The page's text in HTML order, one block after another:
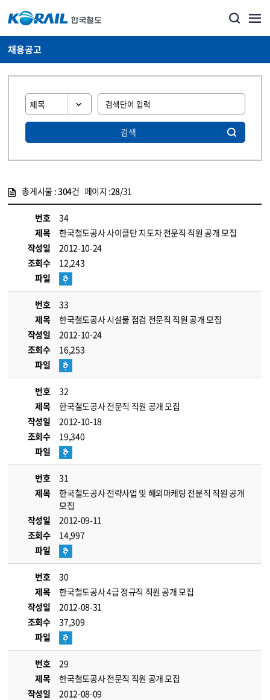
채용공고
검색
총게시물 :304건 페이지 :28/31
번호
34
제목
한국철도공사 사이클단 지도자 전문직 직원 공개 모집
작성일
2012-10-24
조회수
12,243
파일
번호
33
제목
한국철도공사 시설물 점검 전문직 직원 공개 모집
작성일
2012-10-24
조회수
16,253
파일
번호
32
제목
한국철도공사 전문직 직원 공개 모집
작성일
2012-10-18
조회수
19,340
파일
번호
31
제목
한국철도공사 전략사업 및 해외마케팅 전문직 직원 공개
모집
작성일
2012-09-11
조회수
14,997
파일
번호
30
제목
한국철도공사 4급 정규직 직원 공개 모집
작성일
2012-08-31
조회수
37,309
파일
번호
29
제목
한국철도공사 전문직 직원 공개 모집
작성일
2012-08-09